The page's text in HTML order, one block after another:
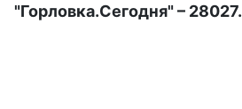
"Горловка.Сегодня" – 28027.